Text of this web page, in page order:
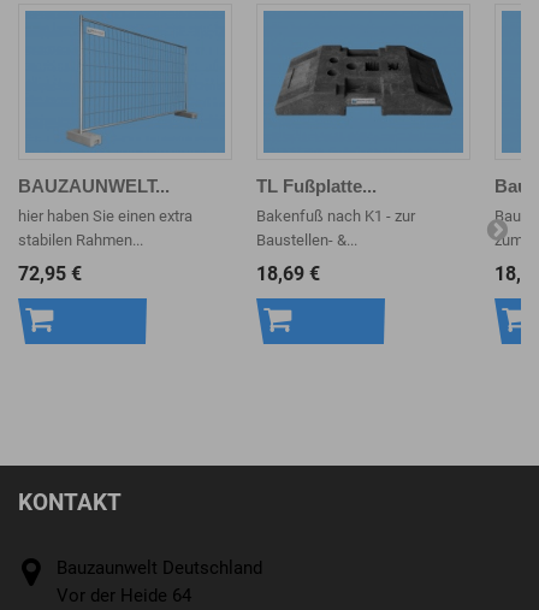
BAUZAUNWELT...
hier haben Sie einen extra
stabilen Rahmen...
72,95 €
TL Fußplatte...
Bakenfuß nach K1 - zur
Baustellen- &...
18,69 €
zum
KONTAKT
Bauzaunwelt Deutschland
Vor der Heide 64